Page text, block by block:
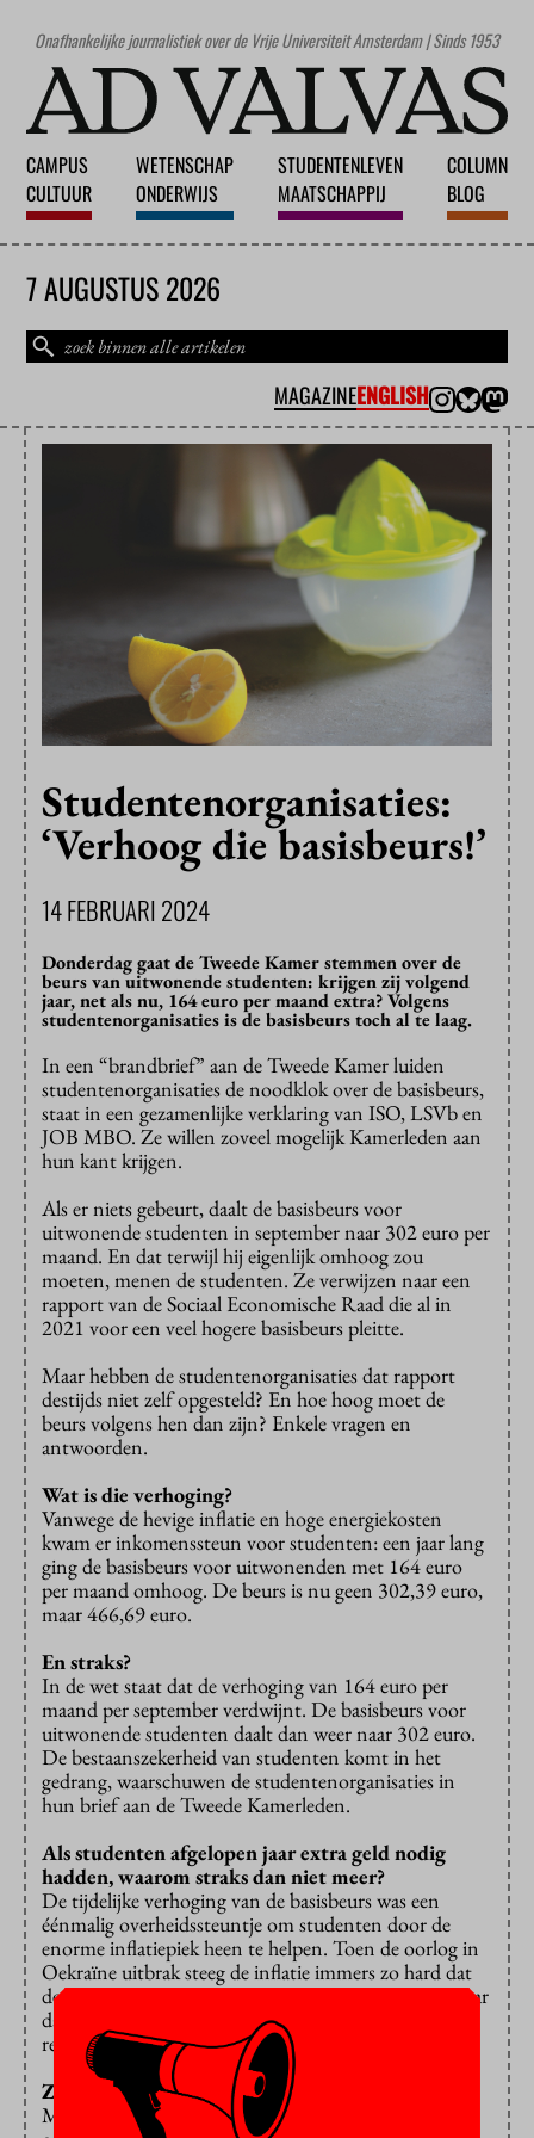
Onafhankelijke journalistiek over de Vrije Universiteit Amsterdam | Sinds 1953
CAMPUS
CULTUUR
WETENSCHAP
ONDERWIJS
STUDENTENLEVEN
MAATSCHAPPIJ
COLUMN
BLOG
7 AUGUSTUS 2026
MAGAZINEENGLISH
Studentenorganisaties:
‘Verhoog die basisbeurs!’
14 FEBRUARI 2024
Donderdag gaat de Tweede Kamer stemmen over de
beurs van uitwonende studenten: krijgen zij volgend
jaar, net als nu, 164 euro per maand extra? Volgens
studentenorganisaties is de basisbeurs toch al te laag.
In een “brandbrief” aan de Tweede Kamer luiden
studentenorganisaties de noodklok over de basisbeurs,
staat in een gezamenlijke verklaring van ISO, LSVb en
JOB MBO. Ze willen zoveel mogelijk Kamerleden aan
hun kant krijgen.
Als er niets gebeurt, daalt de basisbeurs voor
uitwonende studenten in september naar 302 euro per
maand. En dat terwijl hij eigenlijk omhoog zou
moeten, menen de studenten. Ze verwijzen naar een
rapport van de Sociaal Economische Raad die al in
2021 voor een veel hogere basisbeurs pleitte.
Maar hebben de studentenorganisaties dat rapport
destijds niet zelf opgesteld? En hoe hoog moet de
beurs volgens hen dan zijn? Enkele vragen en
antwoorden.
Wat is die verhoging?
Vanwege de hevige inflatie en hoge energiekosten
kwam er inkomenssteun voor studenten: een jaar lang
ging de basisbeurs voor uitwonenden met 164 euro
per maand omhoog. De beurs is nu geen 302,39 euro,
maar 466,69 euro.
En straks?
In de wet staat dat de verhoging van 164 euro per
maand per september verdwijnt. De basisbeurs voor
uitwonende studenten daalt dan weer naar 302 euro.
De bestaanszekerheid van studenten komt in het
gedrang, waarschuwen de studentenorganisaties in
hun brief aan de Tweede Kamerleden.
Als studenten afgelopen jaar extra geld nodig
hadden, waarom straks dan niet meer?
De tijdelijke verhoging van de basisbeurs was een
éénmalig overheidssteuntje om studenten door de
enorme inflatiepiek heen te helpen. Toen de oorlog in
Oekraïne uitbrak steeg de inflatie immers zo hard dat
de overheid aan alle kanten extra steun uitdeelde. Maar
dat kan niet eeuwig duren, is het standpunt van de
regering.
Zijn de problemen dan voorbij?
Misschien niet. De huren gaan omhoog, het